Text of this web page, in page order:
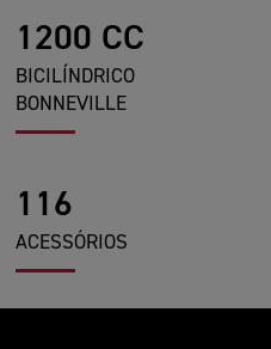
1200 CC
BICILÍNDRICO
BONNEVILLE
116
ACESSÓRIOS